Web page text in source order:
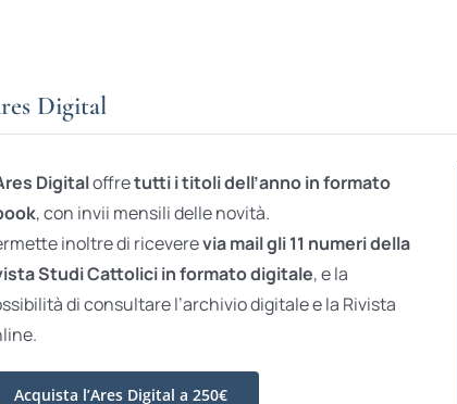
Digital
Digitaloffretutti i titoli dell’anno in formato
, con invii mensili delle novità.
inoltre di riceverevia mail gli 11 numeri della
Studi Cattolici in formato digitale, e la
di consultare l’archivio digitale e la Rivista
Acquista l’Ares Digital a 250€